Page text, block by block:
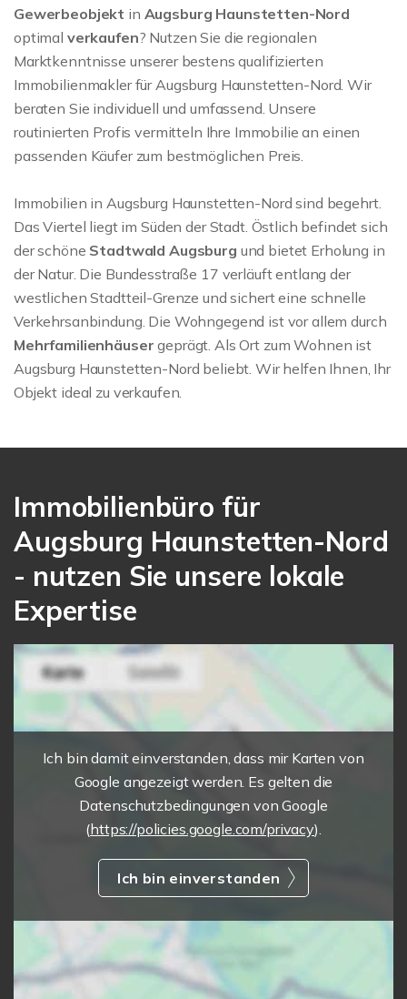
Gewerbeobjekt in Augsburg Haunstetten-Nord
optimal verkaufen? Nutzen Sie die regionalen
Marktkenntnisse unserer bestens qualifizierten
Immobilienmakler für Augsburg Haunstetten-Nord. Wir
beraten Sie individuell und umfassend. Unsere
routinierten Profis vermitteln Ihre Immobilie an einen
passenden Käufer zum bestmöglichen Preis.
Immobilien in Augsburg Haunstetten-Nord sind begehrt.
Das Viertel liegt im Süden der Stadt. Östlich befindet sich
der schöne Stadtwald Augsburg und bietet Erholung in
der Natur. Die Bundesstraße 17 verläuft entlang der
westlichen Stadtteil-Grenze und sichert eine schnelle
Verkehrsanbindung. Die Wohngegend ist vor allem durch
Mehrfamilienhäusergeprägt. Als Ort zum Wohnen ist
Augsburg Haunstetten-Nord beliebt. Wir helfen Ihnen, Ihr
Objekt ideal zu verkaufen.
Immobilienbüro für
Augsburg Haunstetten-Nord
- nutzen Sie unsere lokale
Expertise
Ich bin damit einverstanden, dass mir Karten von
Google angezeigt werden. Es gelten die
Datenschutzbedingungen von Google
(https://policies.google.com/privacy).
Ich bin einverstanden